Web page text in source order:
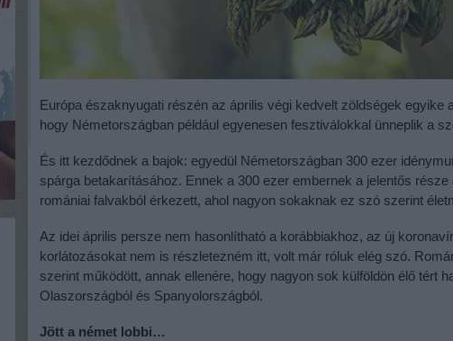
Európa északnyugati részén az április végi kedvelt zöldségek egyike
hogy Németországban például egyenesen fesztiválokkal ünneplik a
És itt kezdődnek a bajok: egyedül Németországban 300 ezer
spárga betakarításához. Ennek a 300 ezer embernek a jelentős
romániai falvakból érkezett, ahol nagyon sokaknak ez szó szerint
Az idei április persze nem hasonlítható a korábbiakhoz, az új
korlátozásokat nem is részletezném itt, volt már róluk elég szó.
szerint működött, annak ellenére, hogy nagyon sok külföldön élő tért
Olaszországból és Spanyolországból.
Jött a német lobbi…